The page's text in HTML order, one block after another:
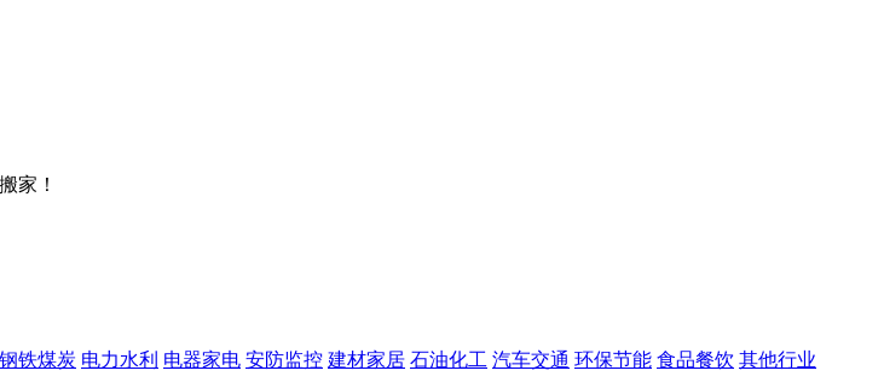
家！
钢铁煤炭 电力水利 电器家电 安防监控 建材家居 石油化工 汽车交通 环保节能 食品餐饮 其他行业